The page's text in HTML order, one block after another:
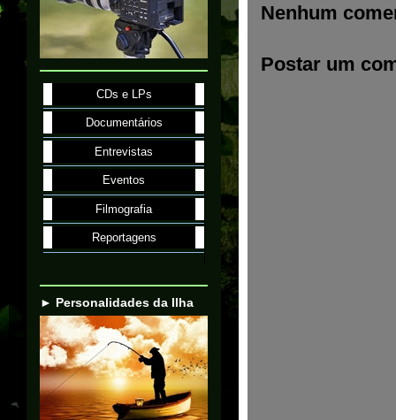
Nenhum
Postar um
CDs e LPs
Documentários
Entrevistas
Eventos
Filmografia
Reportagens
► Personalidades da Ilha